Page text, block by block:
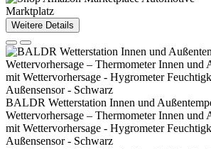
Marktplatz
Weitere Details
BALDR Wetterstation Innen und
Wettervorhersage – Thermometer Innen und
mit Wettervorhersage - Hygrometer
Außensensor - Schwarz